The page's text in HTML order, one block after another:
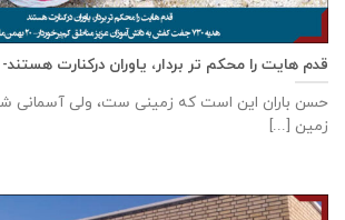
قدم هایت را محکم تر بردار، یاوران درکنارت هستند- ۲۰ بهمن‌ماه ۱۳۹۹
حسن باران این است که زمینی ست، ولی آسمانی
زمین [...]